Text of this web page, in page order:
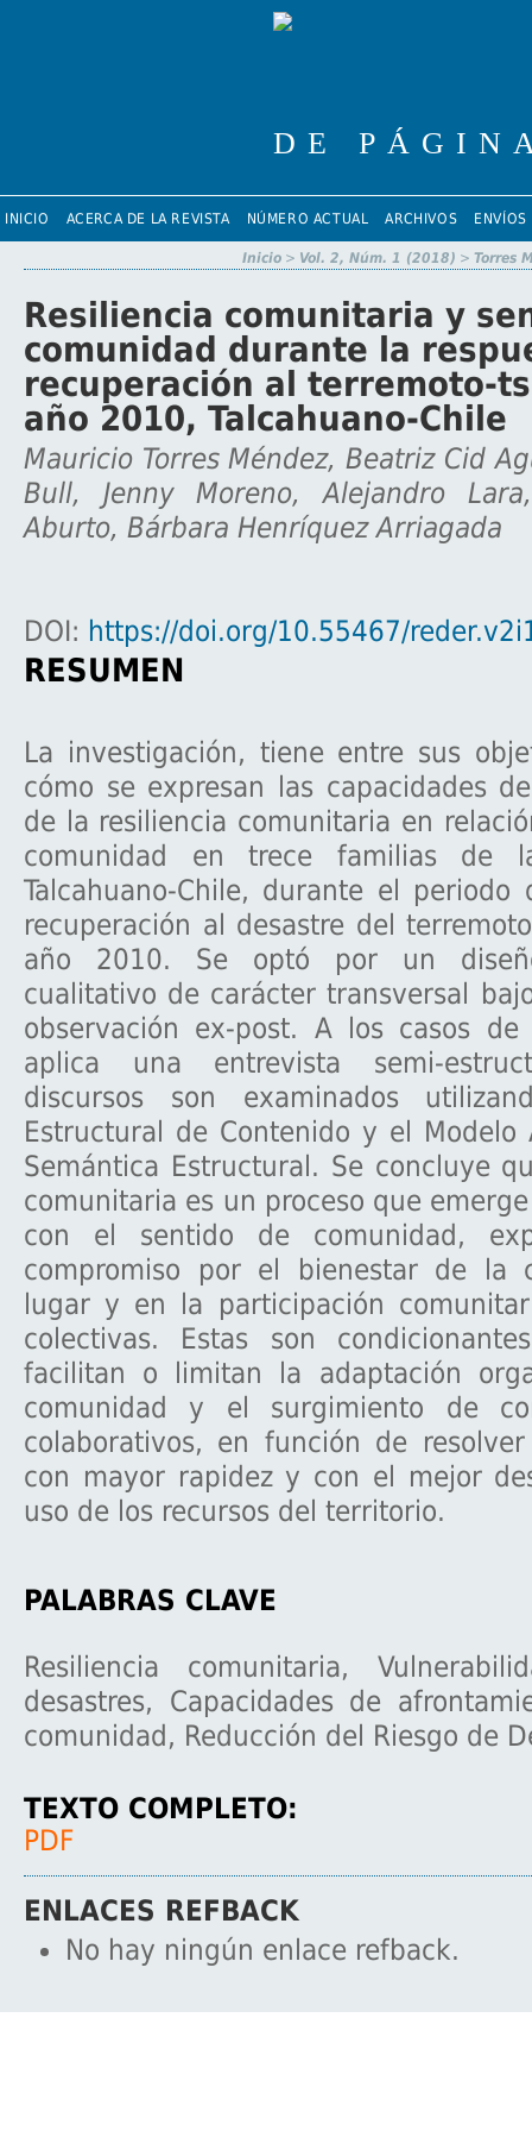
INICIO ACERCA DE LA REVISTA NÚMERO ACTUAL ARCHIVOS ENVÍOS
Inicio > Vol. 2, Núm. 1 (2018) > Torres
Resiliencia comunitaria y
comunidad durante la
recuperación al terremoto-
año 2010, Talcahuano-Chile
Mauricio Torres Méndez, Beatriz Cid
Bull, Jenny Moreno, Alejandro
Aburto, Bárbara Henríquez Arriagada
DOI: https://doi.org/10.55467/
RESUMEN
La investigación, tiene entre sus
cómo se expresan las capacidades
de la resiliencia comunitaria en
comunidad en trece familias de
Talcahuano-Chile, durante el periodo
recuperación al desastre del
año 2010. Se optó por un
cualitativo de carácter transversal
observación ex-post. A los casos
aplica una entrevista semi-
discursos son examinados
Estructural de Contenido y el Modelo
Semántica Estructural. Se concluye
comunitaria es un proceso que
con el sentido de comunidad,
compromiso por el bienestar de la
lugar y en la participación
colectivas. Estas son
facilitan o limitan la adaptación
comunidad y el surgimiento de
colaborativos, en función de
con mayor rapidez y con el mejor
uso de los recursos del territorio.
PALABRAS CLAVE
Resiliencia comunitaria,
desastres, Capacidades de
comunidad, Reducción del Riesgo de
TEXTO COMPLETO:
PDF
ENLACES REFBACK
No hay ningún enlace refback.